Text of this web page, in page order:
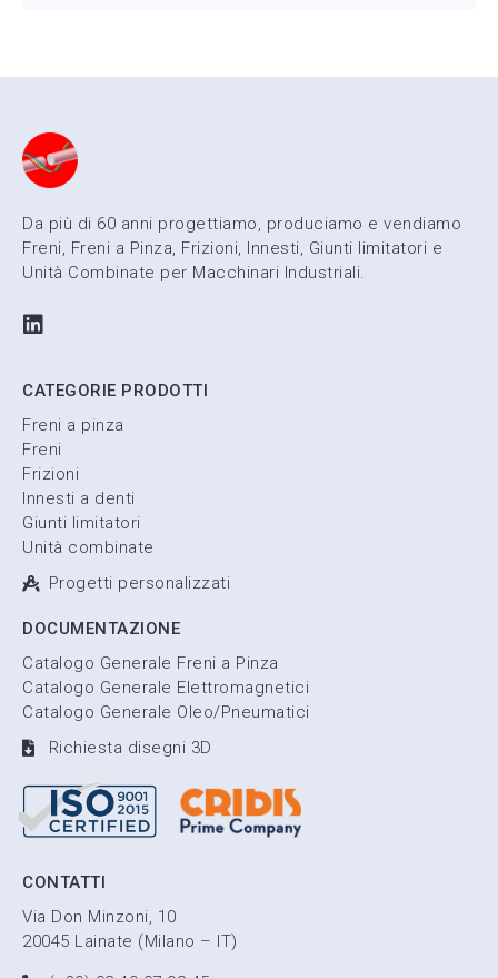
Da più di 60 anni progettiamo, produciamo e vendiamo
Freni, Freni a Pinza, Frizioni, Innesti, Giunti limitatori e
Unità Combinate per Macchinari Industriali.
CATEGORIE PRODOTTI
Freni a pinza
Freni
Frizioni
Innesti a denti
Giunti limitatori
Unità combinate
Progetti personalizzati
DOCUMENTAZIONE
Catalogo Generale Freni a Pinza
Catalogo Generale Elettromagnetici
Catalogo Generale Oleo/Pneumatici
Richiesta disegni 3D
CONTATTI
Via Don Minzoni, 10
20045 Lainate (Milano – IT)